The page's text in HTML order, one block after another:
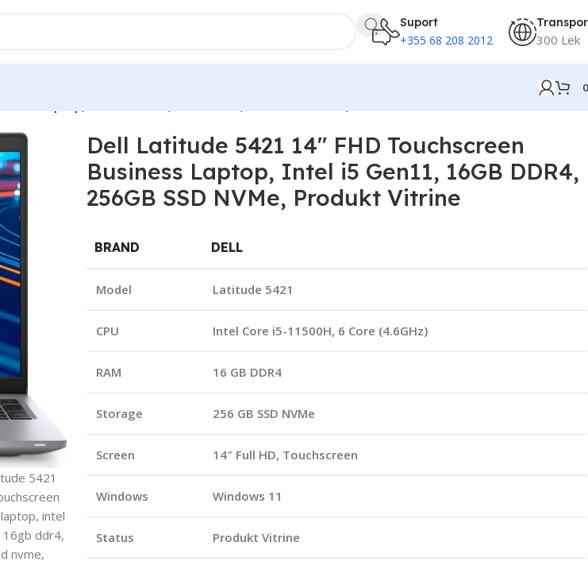
Suport
+355 68 208 2012 300 Lek
Dell Latitude 5421 14″ FHD Touchscreen
Business Laptop, Intel i5 Gen11, 16GB DDR4,
256GB SSD NVMe, Produkt Vitrine
BRAND DELL
Model Latitude 5421
CPU Intel Core i5-11500H, 6 Core (4.6GHz)
RAM 16 GB DDR4
Storage 256 GB SSD NVMe
Screen 14″ Full HD, Touchscreen
Windows Windows 11
Status Produkt Vitrine